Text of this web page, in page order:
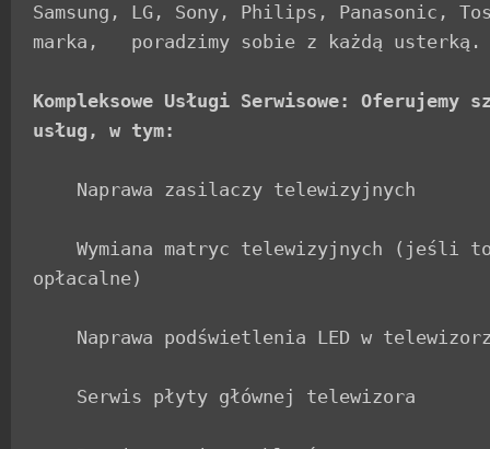
Samsung, LG, Sony, Philips, Panasonic,
marka,   poradzimy sobie z każdą usterką.
Kompleksowe Usługi Serwisowe: Oferujemy
usług, w tym:
opłacalne)